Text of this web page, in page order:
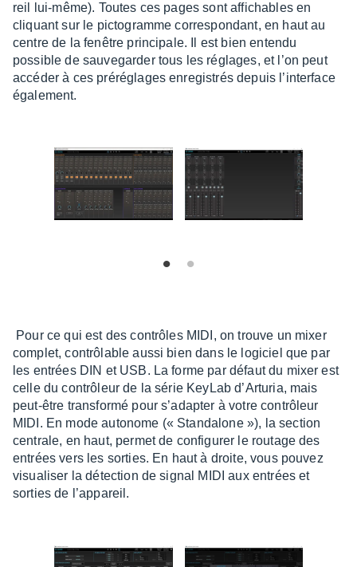
reil lui-même). Toutes ces pages sont affi­chables en
cliquant sur le picto­gramme corres­pon­dant, en haut au
centre de la fenêtre prin­ci­pale. Il est bien entendu
possible de sauve­gar­der tous les réglages, et l’on peut
accé­der à ces préré­glages enre­gis­trés depuis l’in­ter­face
égale­ment.
Pour ce qui est des contrôles MIDI, on trouve un mixer
complet, contrô­lable aussi bien dans le logi­ciel que par
les entrées DIN et USB. La forme par défaut du mixer est
celle du contrô­leur de la série KeyLab d’Ar­tu­ria, mais
peut-être trans­formé pour s’adap­ter à votre contrô­leur
MIDI. En mode auto­nome (« Stan­da­lone »), la section
centrale, en haut, permet de confi­gu­rer le routage des
entrées vers les sorties. En haut à droite, vous pouvez
visua­li­ser la détec­tion de signal MIDI aux entrées et
sorties de l’ap­pa­reil.